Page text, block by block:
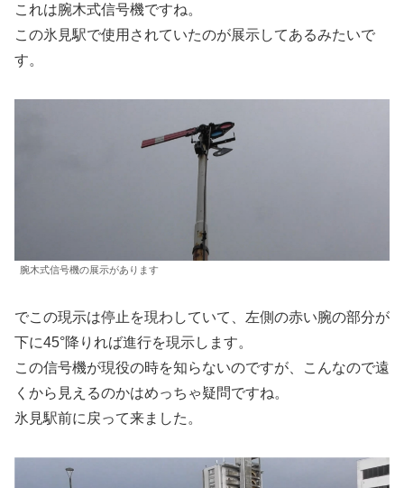
これは腕木式信号機ですね。
この氷見駅で使用されていたのが展示してあるみたいで
す。
腕木式信号機の展示があります
でこの現示は停止を現わしていて、左側の赤い腕の部分が
下に45°降りれば進行を現示します。
この信号機が現役の時を知らないのですが、こんなので遠
くから見えるのかはめっちゃ疑問ですね。
氷見駅前に戻って来ました。